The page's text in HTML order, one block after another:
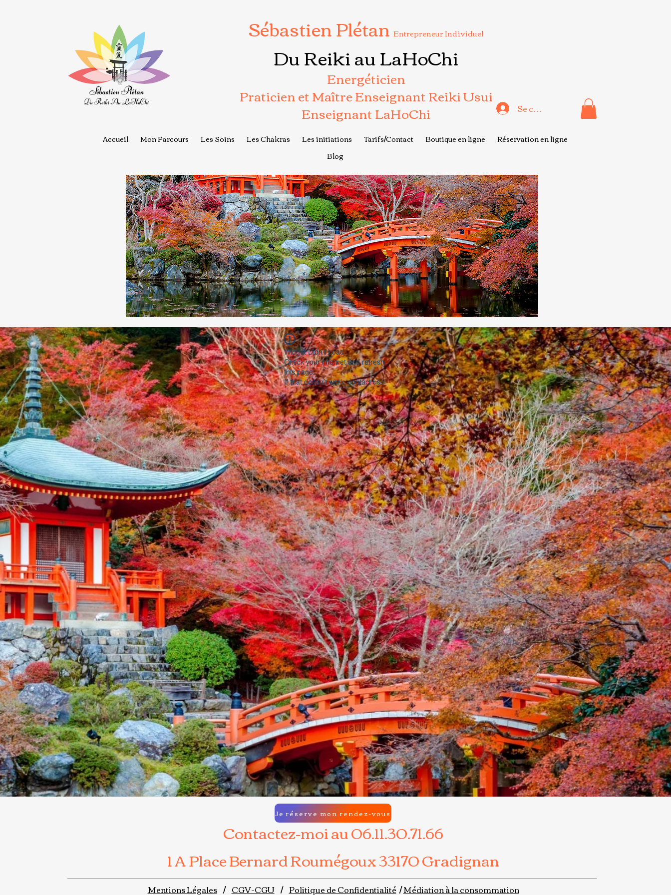
Sébastien Plétan Entrepreneur Individuel
Du Reiki au LaHoChi
Energéticien
Praticien et Maître Enseignant Reiki Usui
Enseignant LaHoChi Se connecter
Accueil Mon Parcours Les Soins Les Chakras Les initiations Tarifs/Contact Boutique en ligne
Réservation en ligne
Blog
Widget Didn’t Load
Check your internet and refresh
this page.
If that doesn’t work, contact us.
Contactez-moi au 06.11.30.71.66
1 A Place Bernard Roumégoux 33170 Gradignan
Je réserve mon rendez-vous
Mentions Légales/ CGV-CGU/ Politique de Confidentialité /Médiation à la consommation